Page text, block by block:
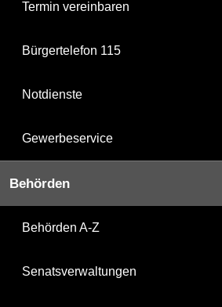
Termin vereinbaren
Bürgertelefon 115
Notdienste
Gewerbeservice
Behörden
Behörden A-Z
Senatsverwaltungen